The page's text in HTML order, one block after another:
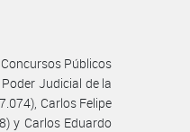
Públicos
Judicial de la
Carlos Felipe
y Carlos Eduardo